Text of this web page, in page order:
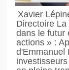
Xavier
Directoire
dans le futur
actions » :
d'Emmanuel